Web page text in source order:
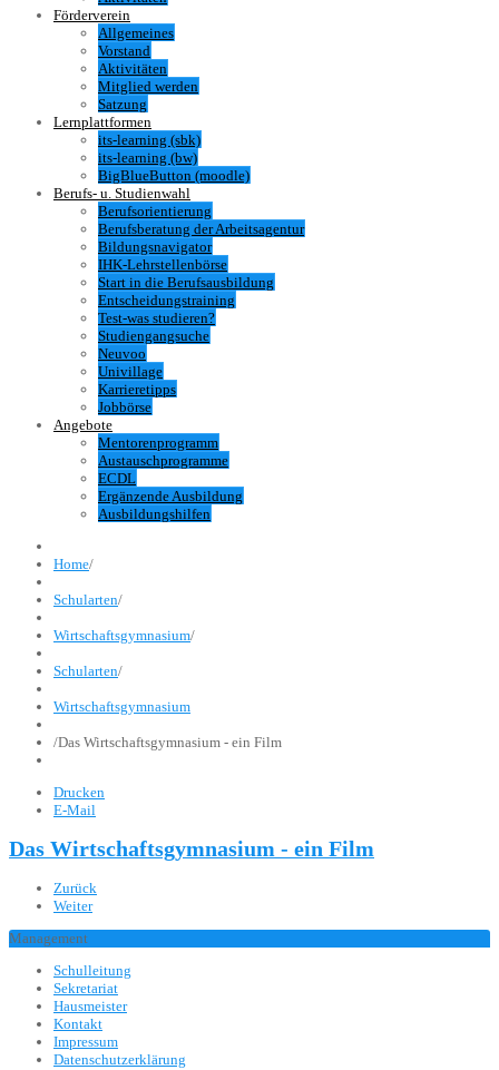
Förderverein
Allgemeines
Vorstand
Aktivitäten
Mitglied werden
Satzung
Lernplattformen
its-learning (sbk)
its-learning (bw)
BigBlueButton (moodle)
Berufs- u. Studienwahl
Berufsorientierung
Berufsberatung der Arbeitsagentur
Bildungsnavigator
IHK-Lehrstellenbörse
Start in die Berufsausbildung
Entscheidungstraining
Test-was studieren?
Studiengangsuche
Neuvoo
Univillage
Karrieretipps
Jobbörse
Angebote
Mentorenprogramm
Austauschprogramme
ECDL
Ergänzende Ausbildung
Ausbildungshilfen
Home/
Schularten/
Wirtschaftsgymnasium/
Schularten/
Wirtschaftsgymnasium
/Das Wirtschaftsgymnasium - ein Film
Drucken
E-Mail
Das Wirtschaftsgymnasium - ein Film
Zurück
Weiter
Management
Schulleitung
Sekretariat
Hausmeister
Kontakt
Impressum
Datenschutzerklärung